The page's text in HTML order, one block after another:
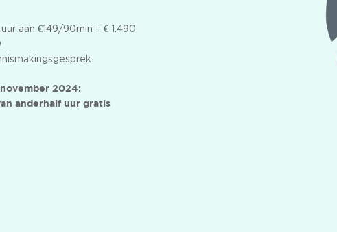
aan €149/90min = € 1.490
2024:
anderhalf uur gratis